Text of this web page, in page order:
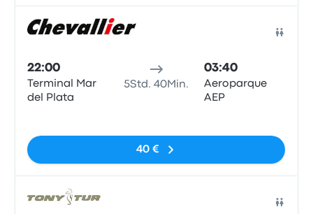
22:00
Terminal Mar
del Plata
5Std. 40Min.
03:40
Aeroparque
AEP
40 €